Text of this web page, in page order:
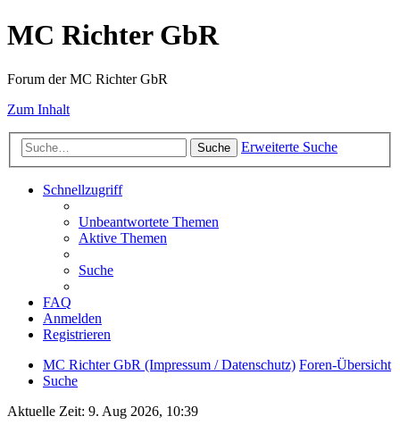
MC Richter GbR
Forum der MC Richter GbR
Zum Inhalt
Suche Erweiterte Suche
Schnellzugriff
Unbeantwortete Themen
Aktive Themen
Suche
FAQ
Anmelden
Registrieren
MC Richter GbR (Impressum / Datenschutz) Foren-Übersicht
Suche
Aktuelle Zeit: 9. Aug 2026, 10:39